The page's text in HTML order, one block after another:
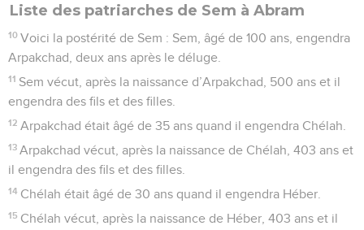
Liste des patriarches de Sem à Abram
10 Voici la postérité de Sem : Sem, âgé de 100 ans, engendra
Arpakchad, deux ans après le déluge.
11 Sem vécut, après la naissance d’Arpakchad, 500 ans et il
engendra des fils et des filles.
12 Arpakchad était âgé de 35 ans quand il engendra Chélah.
13 Arpakchad vécut, après la naissance de Chélah, 403 ans et
il engendra des fils et des filles.
14 Chélah était âgé de 30 ans quand il engendra Héber.
15 Chélah vécut, après la naissance de Héber, 403 ans et il